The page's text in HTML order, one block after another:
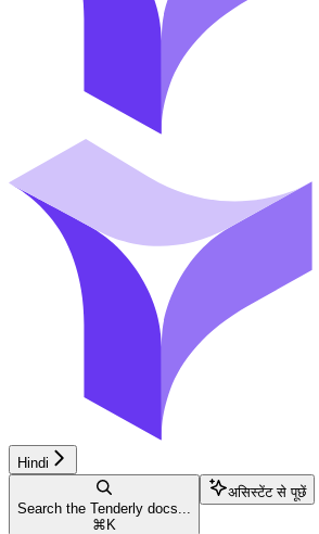
Hindi
Search the Tenderly docs...
⌘ K
असिस्टेंट से पूछें